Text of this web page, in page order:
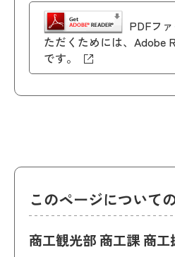
PDFフ
ただくためには、Adobe
です。
このページについて
商工観光部 商工課 商工